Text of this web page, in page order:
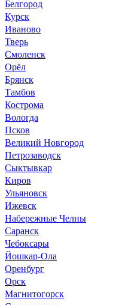
Белгород
Курск
Иваново
Тверь
Смоленск
Орёл
Брянск
Тамбов
Кострома
Вологда
Псков
Великий Новгород
Петрозаводск
Сыктывкар
Киров
Ульяновск
Ижевск
Набережные Челны
Саранск
Чебоксары
Йошкар-Ола
Оренбург
Орск
Магнитогорск